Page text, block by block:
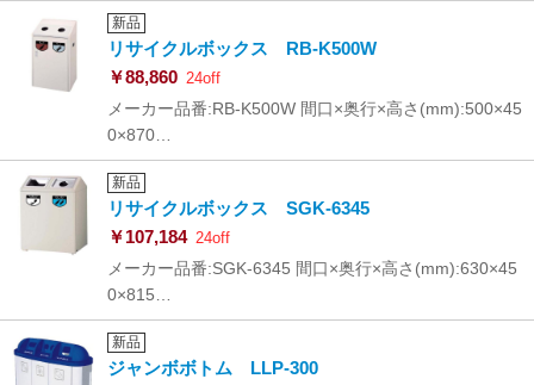
新品
リサイクルボックス RB-K500W
￥88,860 24off
メーカー品番:RB-K500W 間口×奥行×高さ(mm):500×45
0×870…
新品
リサイクルボックス SGK-6345
￥107,184 24off
メーカー品番:SGK-6345 間口×奥行×高さ(mm):630×45
0×815…
新品
ジャンボボトム LLP-300